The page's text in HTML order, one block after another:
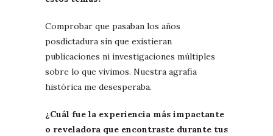
Comprobar que pasaban los años
posdictadura sin que existieran
publicaciones ni investigaciones múltiples
sobre lo que vivimos. Nuestra agrafia
histórica me desesperaba.
¿Cuál fue la experiencia más impactante
o reveladora que encontraste durante tus